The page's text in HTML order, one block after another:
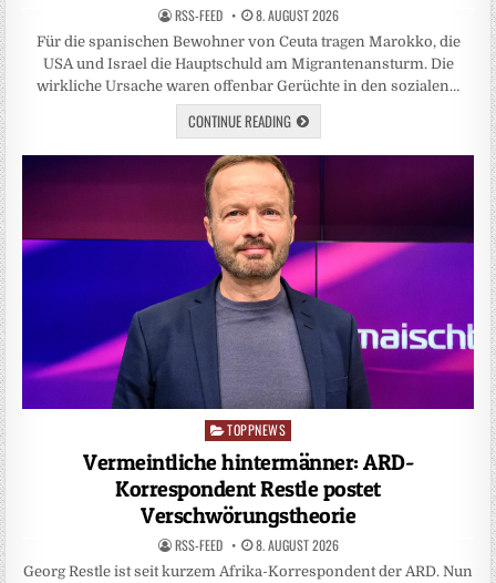
RSS-FEED 8. AUGUST 2026
Für die spanischen Bewohner von Ceuta tragen Marokko, die
USA und Israel die Hauptschuld am Migrantenansturm. Die
wirkliche Ursache waren offenbar Gerüchte in den sozialen…
CONTINUE READING
Posted
TOPPNEWS
Vermeintliche hintermänner: ARD-
Korrespondent Restle postet
Verschwörungstheorie
RSS-FEED 8. AUGUST 2026
Georg Restle ist seit kurzem Afrika-Korrespondent der ARD. Nun